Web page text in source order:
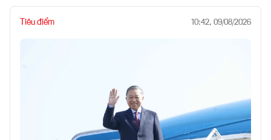
Tiêu điểm 10:42, 09/08/2026